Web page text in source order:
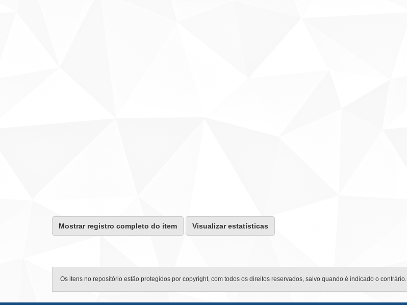
Mostrar registro completo do item Visualizar estatísticas
Os itens no repositório estão protegidos por copyright, com todos os direitos reservados, salvo quando é indicado o contrário.